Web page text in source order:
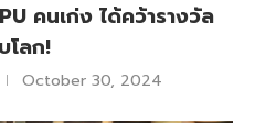
คนเก่ง ได้คว้ารางวัล
โลก!
October 30, 2024